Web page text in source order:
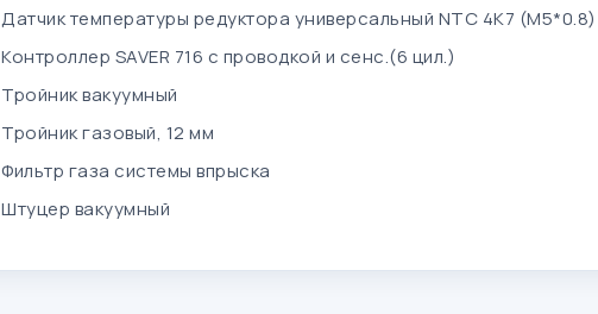
Датчик температуры редуктора универсальный NTC 4K7 (М5*0.8)
Контроллер SAVER 716 с проводкой и сенс.(6 цил.)
Тройник вакуумный
Тройник газовый, 12 мм
Фильтр газа системы впрыска
Штуцер вакуумный